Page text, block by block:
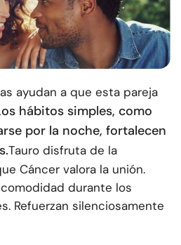
ayudan a que esta pareja
hábitos simples, como
por la noche, fortalecen
Tauro disfruta de la
Cáncer valora la unión.
durante los
Refuerzan silenciosamente